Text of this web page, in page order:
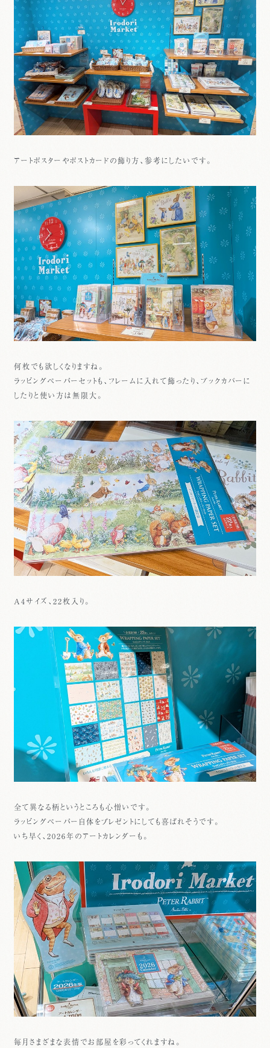
アートポスターやポストカードの飾り方、参考にしたいです。
何枚でも欲しくなりますね。
ラッピングペーパーセットも、フレームに入れて飾ったり、ブックカバーに
したりと使い方は無限大。
A4サイズ、22枚入り。
全て異なる柄というところも心憎いです。
ラッピングペーパー自体をプレゼントにしても喜ばれそうです。
いち早く、2026年のアートカレンダーも。
毎月さまざまな表情でお部屋を彩ってくれますね。